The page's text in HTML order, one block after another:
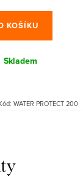
KOŠÍKU
Skladem
WATER PROTECT 200